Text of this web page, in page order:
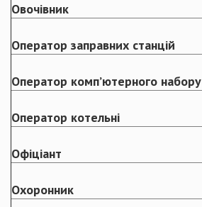
Овочівник
Оператор заправних станцій
Оператор комп’ютерного набору
Оператор котельні
Офіціант
Охоронник